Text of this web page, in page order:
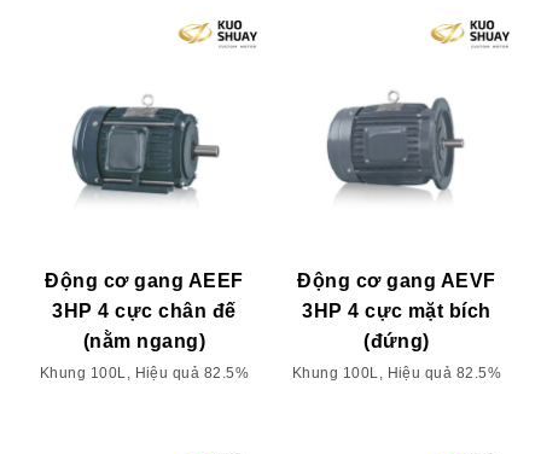
Động cơ gang AEEF
3HP 4 cực chân đế
(nằm ngang)
Khung 100L, Hiệu quả 82.5%
Động cơ gang AEVF
3HP 4 cực mặt bích
(đứng)
Khung 100L, Hiệu quả 82.5%